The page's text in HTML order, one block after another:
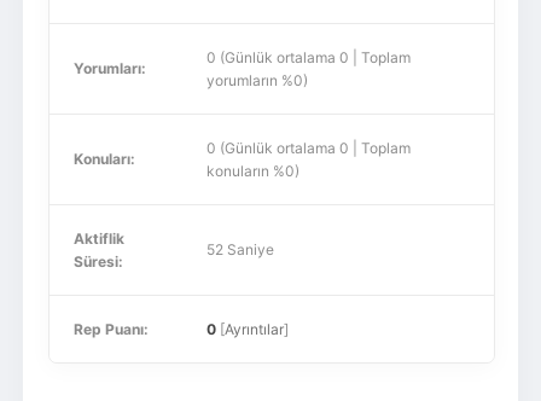
Yorumları:
0 (Günlük ortalama 0 | Toplam
yorumların %0)
Konuları:
0 (Günlük ortalama 0 | Toplam
konuların %0)
Aktiflik
Süresi:
52 Saniye
Rep Puanı: 0[Ayrıntılar]